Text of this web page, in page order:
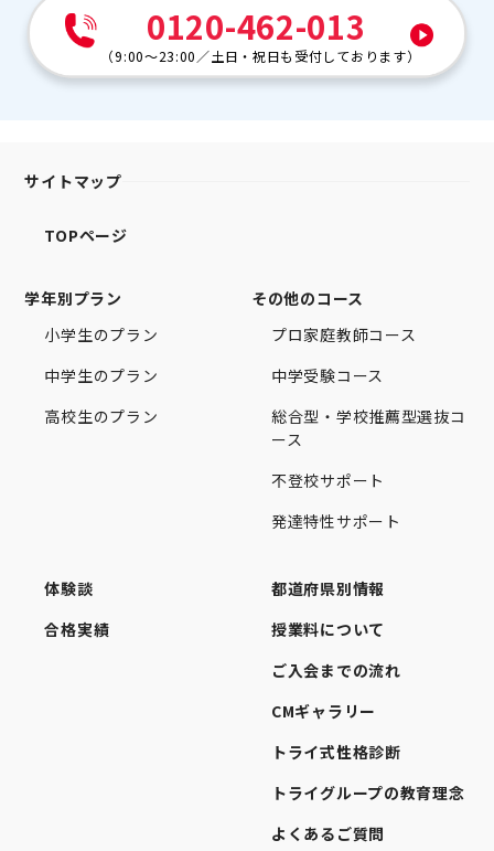
0120-462-013
（9:00～23:00 ／土日・祝日も受付しております）
サイトマップ
TOPページ
学年別プラン
小学生のプラン
中学生のプラン
高校生のプラン
その他のコース
プロ家庭教師コース
中学受験コース
総合型・学校推薦型選抜コ
ース
不登校サポート
発達特性サポート
体験談
合格実績
都道府県別情報
授業料について
ご入会までの流れ
CMギャラリー
トライ式性格診断
トライグループの教育理念
よくあるご質問